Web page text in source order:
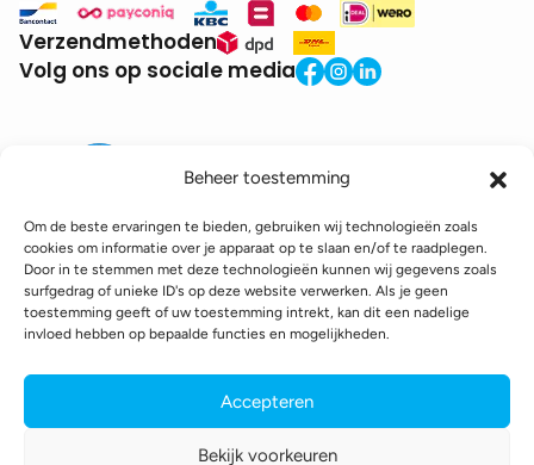
Beheer toestemming
Om de beste ervaringen te bieden, gebruiken wij technologieën zoals
cookies om informatie over je apparaat op te slaan en/of te raadplegen.
Door in te stemmen met deze technologieën kunnen wij gegevens zoals
surfgedrag of unieke ID's op deze website verwerken. Als je geen
toestemming geeft of uw toestemming intrekt, kan dit een nadelige
invloed hebben op bepaalde functies en mogelijkheden.
Accepteren
Bekijk voorkeuren
Verzendmethoden
Volg ons op sociale media
BTW: BE0771.941.935
© 2025 DroneDepot. Alle rechten voorbehouden.
Toegankelijkheidsverklaring